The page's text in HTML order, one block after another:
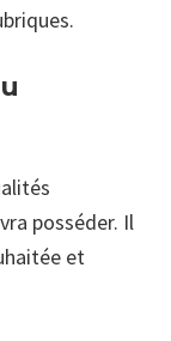
posséder. Il
et